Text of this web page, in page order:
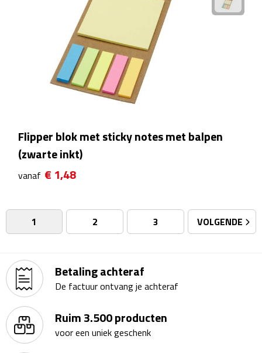
Wattenstaafjes en watjes
Wet wipes
Kleding & Caps
Badtextiel & Douche
Badjassen
Handdoeken
Washandjes
Bodywarmers
Flipper blok met sticky notes met balpen
(zwarte inkt)
vanaf € 1,48
1 2 3 VOLGENDE
Betaling achteraf
De factuur ontvang je achteraf
Ruim 3.500 producten
voor een uniek geschenk